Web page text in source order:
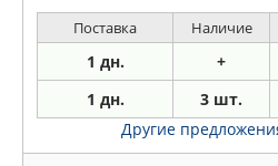
Поставка Наличие
1 дн. +
1 дн. 3 шт.
Другие